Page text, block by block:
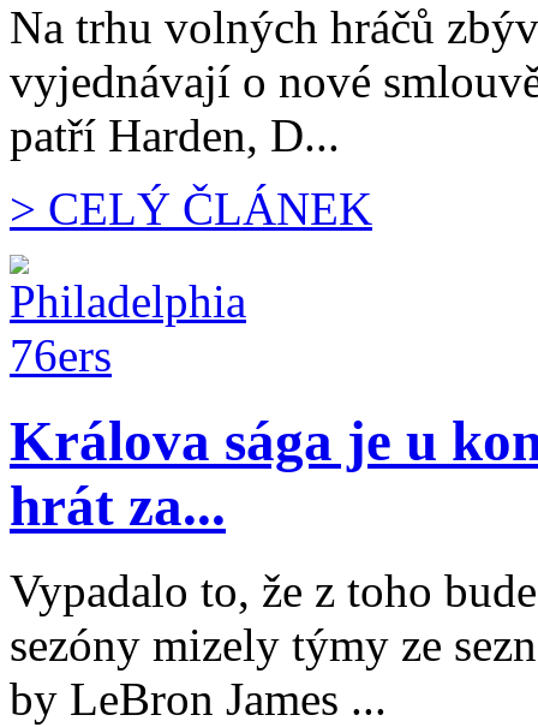
Na trhu volných hráčů
vyjednávají o nové
patří Harden, D...
> CELÝ ČLÁNEK
Králova sága je u
hrát za...
Vypadalo to, že z toho
sezóny mizely týmy ze
by LeBron James ...